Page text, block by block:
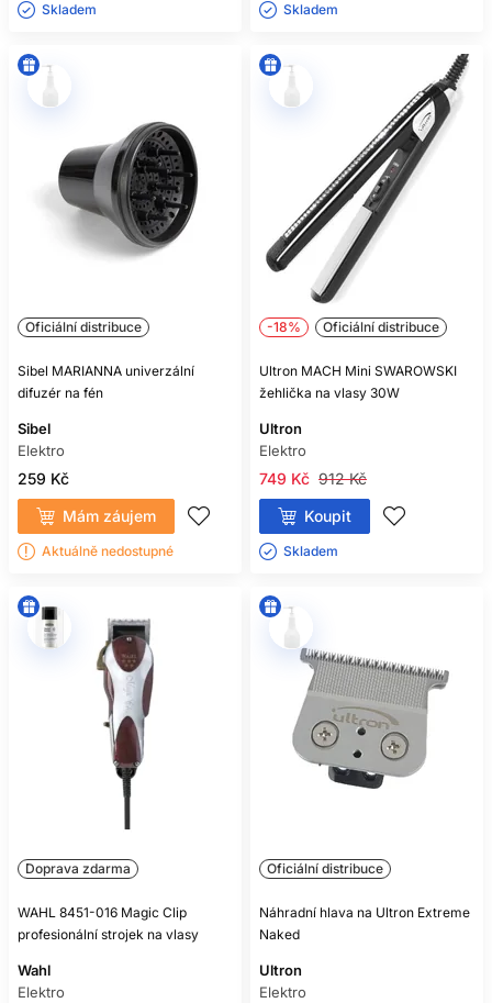
Skladem ㅤ Skladem ㅤ
Oficiální distribuce
Sibel MARIANNA univerzální
difuzér na fén
Sibel
Elektro
259 Kč
Mám záujem
Aktuálně nedostupné
-18% Oficiální distribuce
Ultron MACH Mini SWAROWSKI
žehlička na vlasy 30W
Ultron
Elektro
912 Kč
749 Kč
Koupit
Skladem ㅤ
Doprava zdarma
WAHL 8451-016 Magic Clip
profesionální strojek na vlasy
Wahl
Elektro
Oficiální distribuce
Náhradní hlava na Ultron Extreme
Naked
Ultron
Elektro